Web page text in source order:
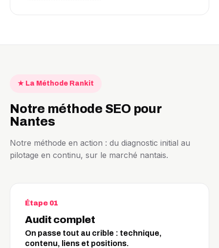
★ La Méthode Rankit
Notre méthode SEO pour
Nantes
Notre méthode en action : du diagnostic initial au
pilotage en continu, sur le marché nantais.
Étape 01
Audit complet
On passe tout au crible : technique,
contenu, liens et positions.